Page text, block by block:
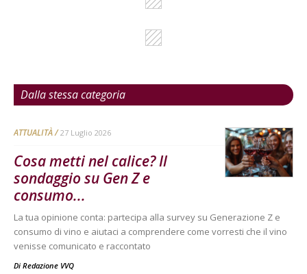
Dalla stessa categoria
ATTUALITÀ 27 Luglio 2026
Cosa metti nel calice? Il
sondaggio su Gen Z e
consumo...
La tua opinione conta: partecipa alla survey su Generazione Z e
consumo di vino e aiutaci a comprendere come vorresti che il vino
venisse comunicato e raccontato
Di Redazione VVQ